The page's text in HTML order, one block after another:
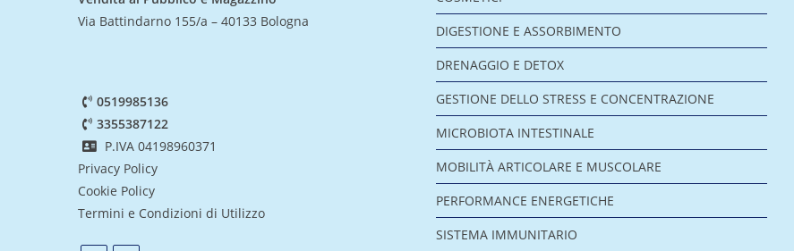
Via Battindarno 155/a – 40133 Bologna
0519985136
3355387122
P.IVA 04198960371
Privacy Policy
Cookie Policy
Termini e Condizioni di Utilizzo
DIGESTIONE E ASSORBIMENTO
DRENAGGIO E DETOX
GESTIONE DELLO STRESS E CONCENTRAZIONE
MICROBIOTA INTESTINALE
MOBILITÀ ARTICOLARE E MUSCOLARE
PERFORMANCE ENERGETICHE
SISTEMA IMMUNITARIO